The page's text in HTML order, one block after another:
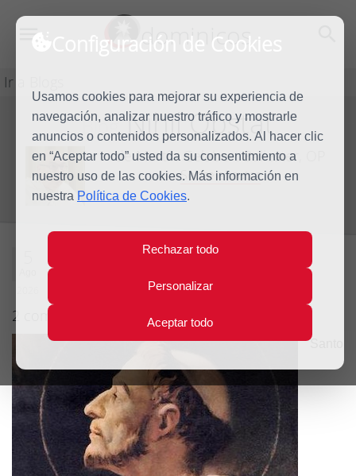
Configuración de Cookies
Usamos cookies para mejorar su experiencia de
navegación, analizar nuestro tráfico y mostrarle
anuncios o contenidos personalizados. Al hacer clic
en “Aceptar todo” usted da su consentimiento a
nuestro uso de las cookies. Más información en
nuestra Política de Cookies.
Rechazar todo
Personalizar
Aceptar todo
dominicos
Ir a Blogs
BlogNihil Obstat
de Martín Gelabert Ballester, OP
Sobre el autor
Domingo de Guzmán:
oración y estudio
2 comentarios
Santo